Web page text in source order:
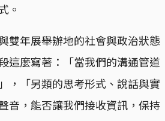
。
雙年展舉辦地的社會與政治狀態
這麼寫著：「當我們的溝通管道
，「另類的思考形式、說話與實
音，能否讓我們接收資訊，保持